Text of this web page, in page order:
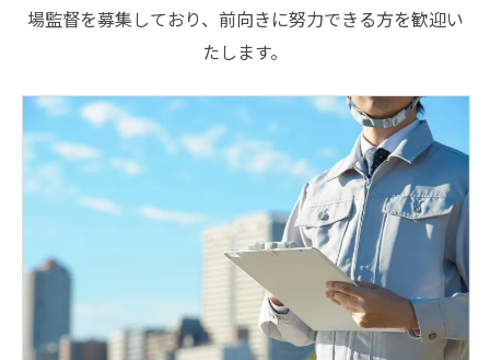
場監督を募集しており、前向きに努力できる方を歓迎い
たします。